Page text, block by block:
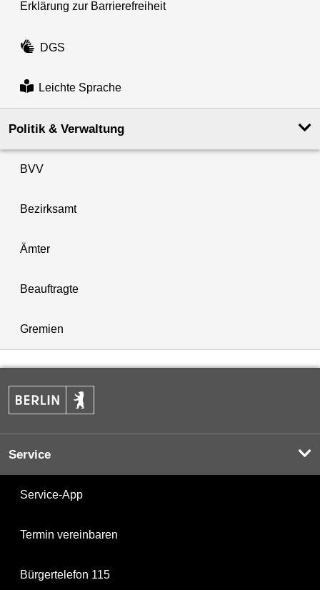
Erklärung zur Barrierefreiheit
DGS
Leichte Sprache
Politik & Verwaltung
BVV
Bezirksamt
Ämter
Beauftragte
Gremien
Service
Service-App
Termin vereinbaren
Bürgertelefon 115